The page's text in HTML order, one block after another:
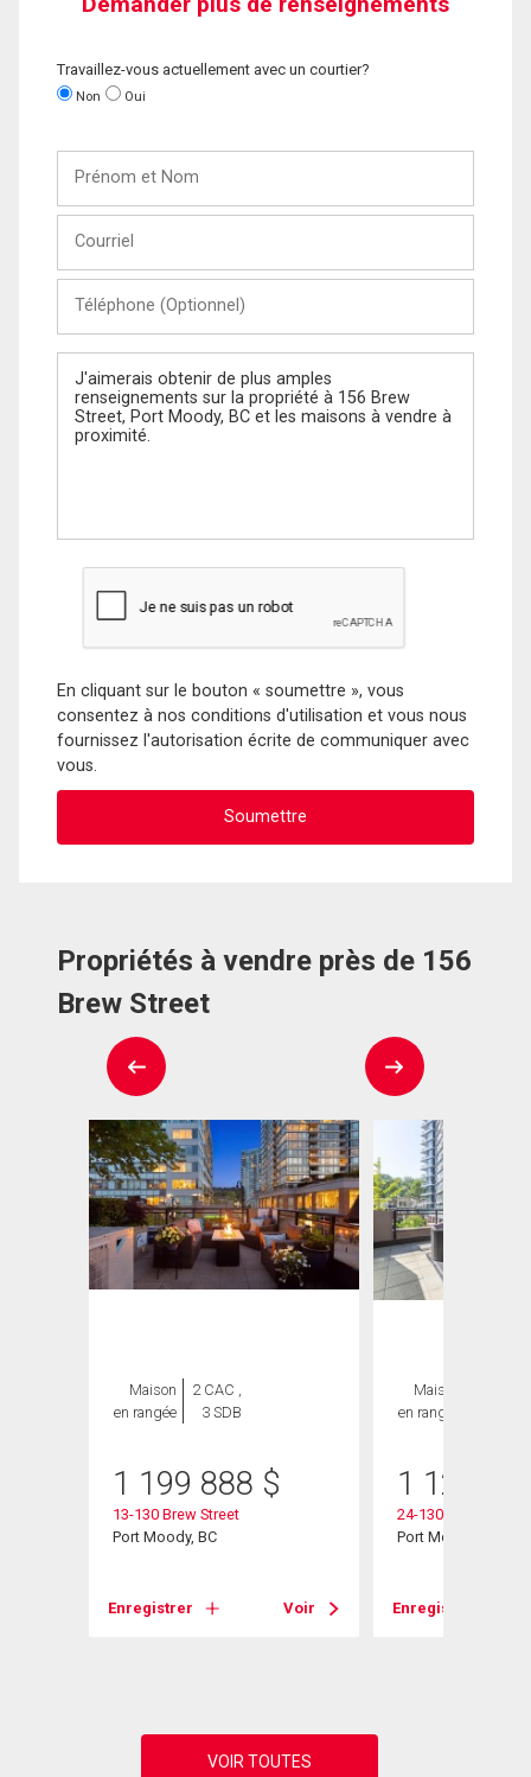
Travaillez-vous actuellement avec un courtier?
Non Oui
Nom
(Optionnel)
Message
En cliquant sur le bouton « soumettre », vous
consentez à nos conditions d'utilisation et vous nous
fournissez l'autorisation écrite de communiquer avec
vous.
Propriétés à vendre près de 156
Brew Street
Maison
en rangée
2 CAC ,
3 SDB
1 199 888 $
13-130 Brew Street
Port Moody, BC
Enregistrer Voir
Maison
en rangée
1 124
24-130 Brew Street
Port Moody, BC
Enregistrer